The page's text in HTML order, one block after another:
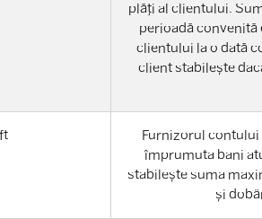
plăți al clientului.
perioadă convenită
clientului la o dată
client stabilește
Furnizorul
împrumuta bani
stabilește suma
și